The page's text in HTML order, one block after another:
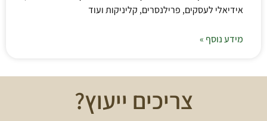
אידיאלי לעסקים, פרילנסרים, קליניקות ועוד
מידע נוסף »
צריכים ייעוץ?